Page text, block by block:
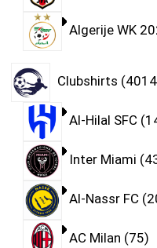
Algerije WK
Clubshirts 4014
Al-Hilal SFC
Inter Miami
Al-Nassr FC
AC Milan 75